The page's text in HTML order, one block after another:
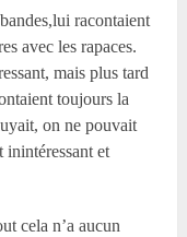
racontaient
avec les rapaces.
mais plus tard
toujours la
on ne pouvait
inintéressant et
cela n’a aucun